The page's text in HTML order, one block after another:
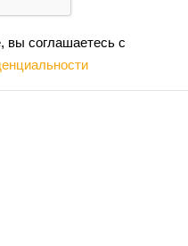
вы соглашаетесь с